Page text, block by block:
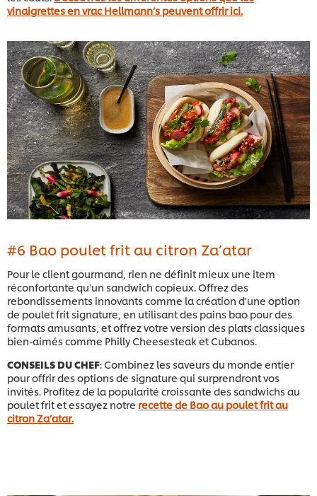
vinaigrettes en vrac Hellmann’s peuvent offrir ici.
#6 Bao poulet frit au citron Za’atar
Pour le client gourmand, rien ne définit mieux une item
réconfortante qu'un sandwich copieux. Offrez des
rebondissements innovants comme la création d'une option
de poulet frit signature, en utilisant des pains bao pour des
formats amusants, et offrez votre version des plats classiques
bien-aimés comme Philly Cheesesteak et Cubanos.
CONSEILS DU CHEF: Combinez les saveurs du monde entier
pour offrir des options de signature qui surprendront vos
invités. Profitez de la popularité croissante des sandwichs au
poulet frit et essayez notre recette de Bao au poulet frit au
citron Za’atar.